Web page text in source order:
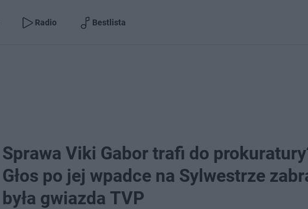
Radio Bestlista
Sprawa Viki Gabor trafi do
Głos po jej wpadce na Sylwestrze
była gwiazda TVP